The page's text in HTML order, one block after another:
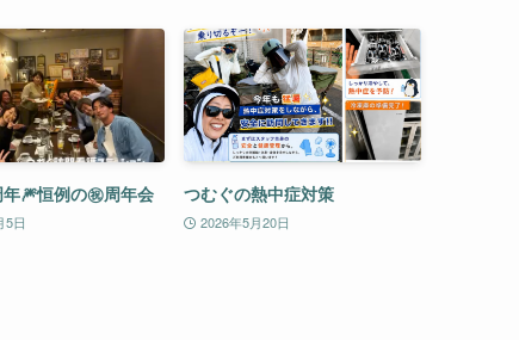
🎆恒例の㊗️周年会
5日
つむぐの熱中症対策
2026年5月20日